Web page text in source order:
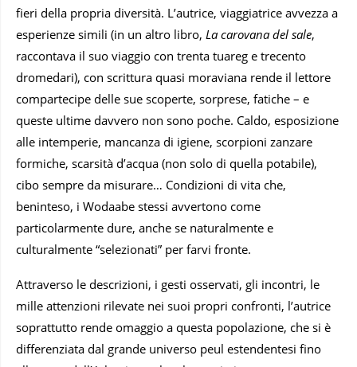
fieri della propria diversità. L’autrice, viaggiatrice avvezza a
esperienze simili (in un altro libro, La carovana del sale,
raccontava il suo viaggio con trenta tuareg e trecento
dromedari), con scrittura quasi moraviana rende il lettore
compartecipe delle sue scoperte, sorprese, fatiche – e
queste ultime davvero non sono poche. Caldo, esposizione
alle intemperie, mancanza di igiene, scorpioni zanzare
formiche, scarsità d’acqua (non solo di quella potabile),
cibo sempre da misurare… Condizioni di vita che,
beninteso, i Wodaabe stessi avvertono come
particolarmente dure, anche se naturalmente e
culturalmente “selezionati” per farvi fronte.
Attraverso le descrizioni, i gesti osservati, gli incontri, le
mille attenzioni rilevate nei suoi propri confronti, l’autrice
soprattutto rende omaggio a questa popolazione, che si è
differenziata dal grande universo peul estendentesi fino